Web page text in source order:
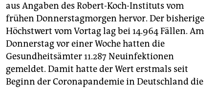
aus Angaben des Robert-Koch-Instituts vom
frühen Donnerstagmorgen hervor. Der bisherige
Höchstwert vom Vortag lag bei 14.964 Fällen. Am
Donnerstag vor einer Woche hatten die
Gesundheitsämter 11.287 Neuinfektionen
gemeldet. Damit hatte der Wert erstmals seit
Beginn der Coronapandemie in Deutschland die